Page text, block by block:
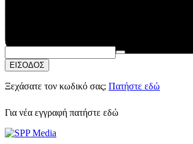
Συνεχίστε με Apple
ή
Email:
Κωδικός Πρόσβασης:
ΕΙΣΟΔΟΣ
Ξεχάσατε τον κωδικό σας; Πατήστε εδώ
Για νέα εγγραφή πατήστε εδώ